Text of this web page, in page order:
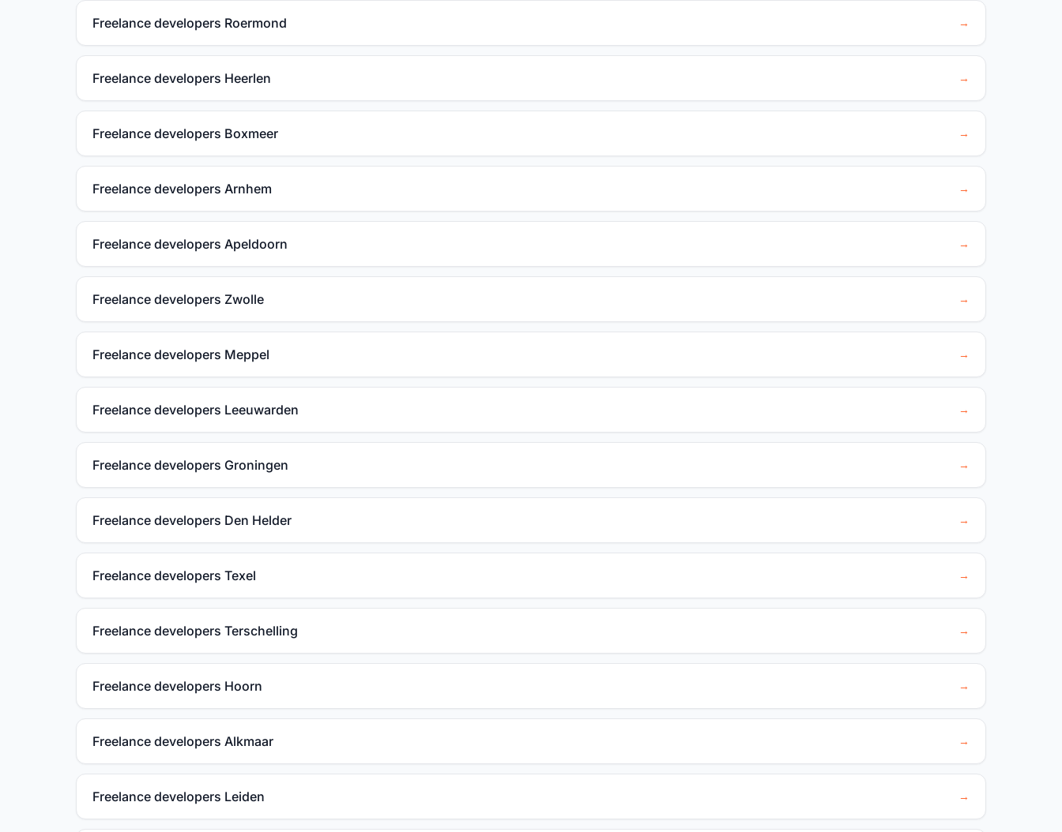
Freelance developers Roermond →
Freelance developers Heerlen →
Freelance developers Boxmeer →
Freelance developers Arnhem →
Freelance developers Apeldoorn →
Freelance developers Zwolle →
Freelance developers Meppel →
Freelance developers Leeuwarden →
Freelance developers Groningen →
Freelance developers Den Helder →
Freelance developers Texel →
Freelance developers Terschelling →
Freelance developers Hoorn →
Freelance developers Alkmaar →
Freelance developers Leiden →